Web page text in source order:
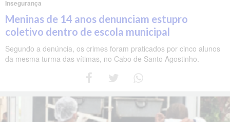
Insegurança
Meninas de 14 anos denunciam estupro
coletivo dentro de escola municipal
Segundo a denúncia, os crimes foram praticados por cinco alunos
da mesma turma das vítimas, no Cabo de Santo Agostinho.